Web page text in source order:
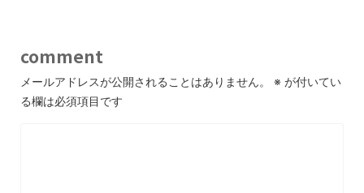
comment
メールアドレスが公開されることはありません。 ※ が付いてい
る欄は必須項目です